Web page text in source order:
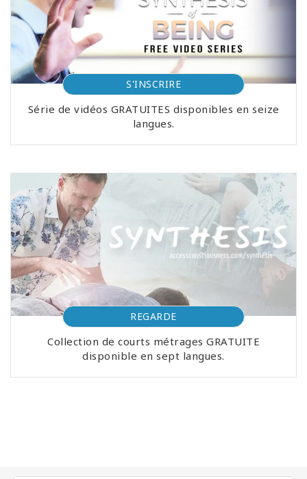
S'INSCRIRE
Série de vidéos GRATUITES disponibles en seize
langues.
REGARDE
Collection de courts métrages GRATUITE
disponible en sept langues.